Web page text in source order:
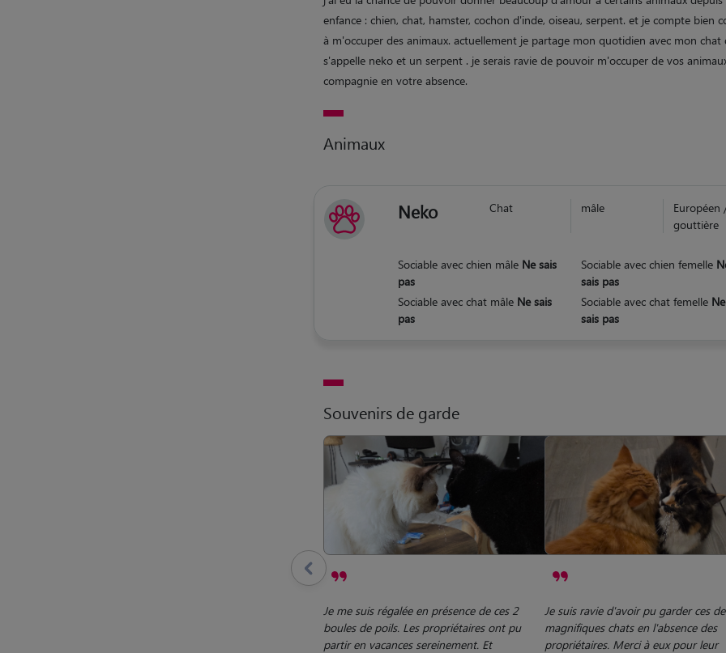
enfance : chien, chat, hamster, cochon d'inde, oiseau, serpent. et je compte bien
à m'occuper des animaux. actuellement je partage mon quotidien avec mon chat
s'appelle neko et un serpent . je serais ravie de pouvoir m'occuper de vos
compagnie en votre absence.
Animaux
Neko Chat mâle
Européen
gouttière
Sociable avec chien mâle Ne sais
pas
Sociable avec chien femelle
sais pas
Sociable avec chat mâle Ne sais
pas
Sociable avec chat femelle Ne
sais pas
Souvenirs de garde
Je me suis régalée en présence de ces 2
boules de poils. Les propriétaires ont pu
partir en vacances sereinement. Et
Je suis ravie d'avoir pu garder ces
magnifiques chats en l'absence des
propriétaires. Merci à eux pour leur